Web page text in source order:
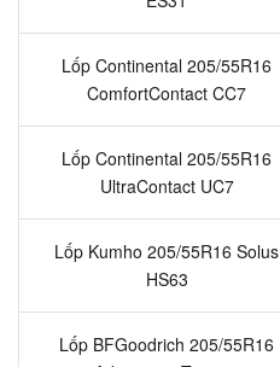
Lốp Continental 205/55R16
ComfortContact CC7
Lốp Continental 205/55R16
UltraContact UC7
Lốp Kumho 205/55R16 Solus
HS63
Lốp BFGoodrich 205/55R16